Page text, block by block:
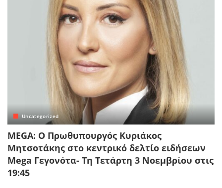
Uncategorized
MEGA: Ο Πρωθυπουργός Κυριάκος
Μητσοτάκης στο κεντρικό δελτίο ειδήσεων
Mega Γεγονότα- Τη Τετάρτη 3 Νοεμβρίου στις
19:45